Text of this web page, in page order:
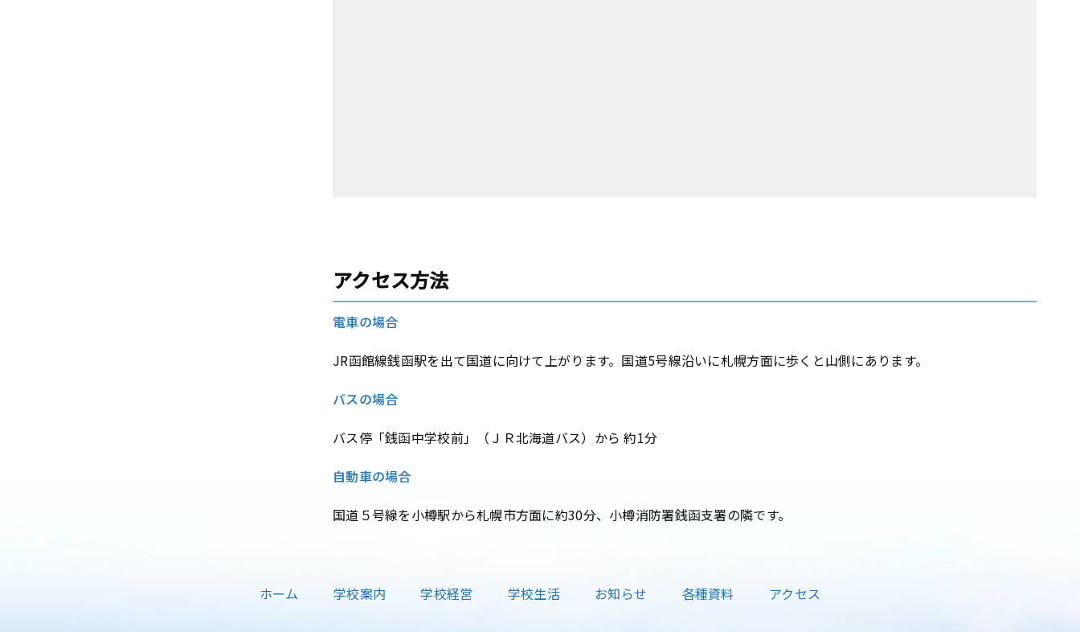
アクセス方法
電車の場合
JR函館線銭函駅を出て国道に向けて上がります。国道5号線沿いに札幌方面に歩くと山側にあります。
バスの場合
バス停「銭函中学校前」（ＪＲ北海道バス）から約1分
自動車の場合
国道５号線を小樽駅から札幌市方面に約30分、小樽消防署銭函支署の隣です。
ホーム 学校案内 学校経営 学校生活 お知らせ 各種資料 アクセス